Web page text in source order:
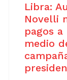
Libra:
Novelli
pagos
medio